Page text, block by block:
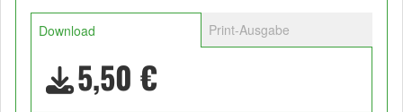
Download Print-Ausgabe
5,50 €